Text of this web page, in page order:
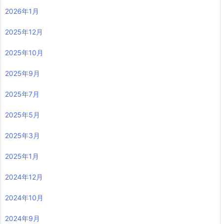
2026年1月
2025年12月
2025年10月
2025年9月
2025年7月
2025年5月
2025年3月
2025年1月
2024年12月
2024年10月
2024年9月